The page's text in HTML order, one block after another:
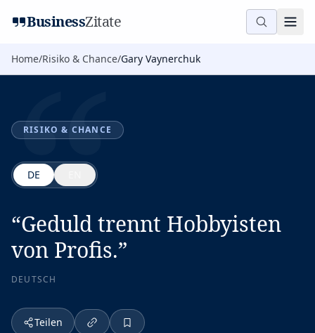
BusinessZitate
Home/Risiko & Chance/Gary Vaynerchuk
“
RISIKO & CHANCE
DE
“Geduld trennt Hobbyisten
von Profis.”
DEUTSCH
Teilen